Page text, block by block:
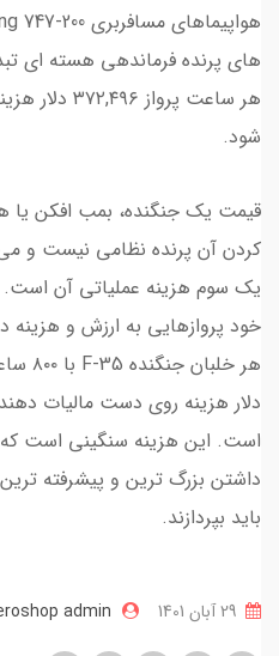
های پرنده فرماندهی هسته ای
شود.
قیمت یک جنگنده، بمب افکن یا
کردن آن پرنده نظامی نیست و
یک سوم هزینه عملیاتی آن
خود پروازهایی به ارزش و هزینه
دلار هزینه روی دست مالیات
است. این هزینه سنگینی است که
داشتن بزرگ ترین و پیشرفته
باید بپردازند.
admin